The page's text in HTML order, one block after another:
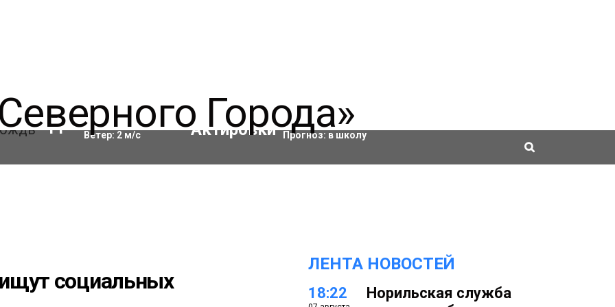
11 °C Влажность:93%
Ветер: 2м/с
Актировки
Прогноз: в школу
социальных
ЛЕНТА НОВОСТЕЙ
18:22
Норильская служба